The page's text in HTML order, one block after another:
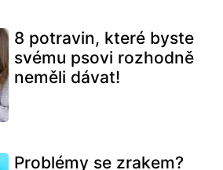
8 potravin, které byste
svému psovi rozhodně
neměli dávat!
Problémy se zrakem?